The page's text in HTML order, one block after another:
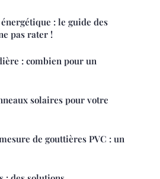
: le guide des
pas rater !
: combien pour un
solaires pour votre
de gouttières PVC : un